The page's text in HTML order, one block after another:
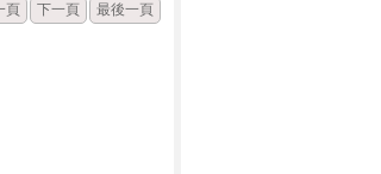
頁 下一頁 最後一頁